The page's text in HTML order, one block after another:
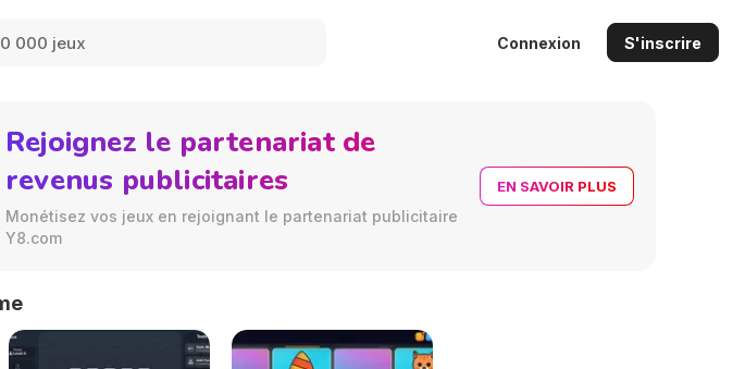
Connexion S'inscrire
Rejoignez le partenariat de
revenus publicitaires
Monétisez vos jeux en rejoignant le partenariat publicitaire
Y8.com
EN SAVOIR PLUS